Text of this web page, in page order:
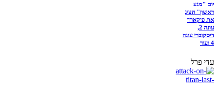
יום "מגע
ראשון" הציג
את פיקארד
עונה 2,
דיסקוברי עונה
4 ועוד
עדי פרל